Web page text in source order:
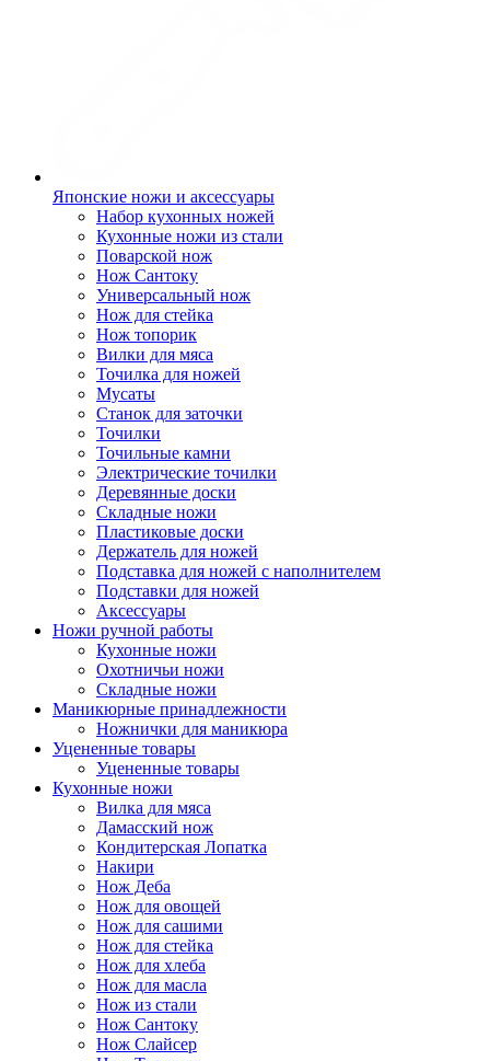
Японские ножи и аксессуары
Набор кухонных ножей
Кухонные ножи из стали
Поварской нож
Нож Сантоку
Универсальный нож
Нож для стейка
Нож топорик
Вилки для мяса
Точилка для ножей
Мусаты
Станок для заточки
Точилки
Точильные камни
Электрические точилки
Деревянные доски
Складные ножи
Пластиковые доски
Держатель для ножей
Подставка для ножей с наполнителем
Подставки для ножей
Аксессуары
Ножи ручной работы
Кухонные ножи
Охотничьи ножи
Складные ножи
Маникюрные принадлежности
Ножнички для маникюра
Уцененные товары
Уцененные товары
Кухонные ножи
Вилка для мяса
Дамасский нож
Кондитерская Лопатка
Накири
Нож Деба
Нож для овощей
Нож для сашими
Нож для стейка
Нож для хлеба
Нож для масла
Нож из стали
Нож Сантоку
Нож Слайсер